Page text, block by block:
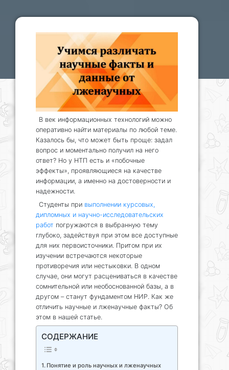
В век информационных технологий можно
оперативно найти материалы по любой теме.
Казалось бы, что может быть проще: задал
вопрос и моментально получил на него
ответ? Но у НТП есть и «побочные
эффекты», проявляющиеся на качестве
информации, а именно на достоверности и
надежности.
Студенты при выполнении курсовых,
дипломных и научно-исследовательских
работ погружаются в выбранную тему
глубоко, задействуя при этом все доступные
для них первоисточники. Притом при их
изучении встречаются некоторые
противоречия или нестыковки. В одном
случае, они могут расцениваться в качестве
сомнительной или необоснованной базы, а в
другом – станут фундаментом НИР. Как же
отличить научные и лженаучные факты? Об
этом в нашей статье.
СОДЕРЖАНИЕ
Понятие и роль научных и лженаучных